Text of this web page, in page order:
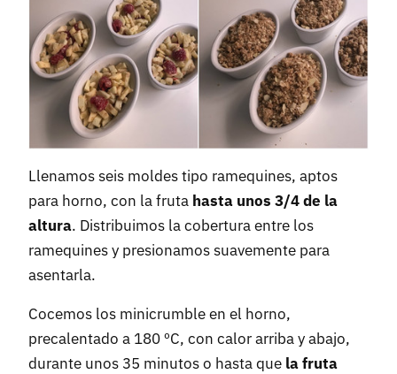
Llenamos seis moldes tipo ramequines, aptos
para horno, con la fruta hasta unos 3/4 de la
altura. Distribuimos la cobertura entre los
ramequines y presionamos suavemente para
asentarla.
Cocemos los minicrumble en el horno,
precalentado a 180 ºC, con calor arriba y abajo,
durante unos 35 minutos o hasta que la fruta